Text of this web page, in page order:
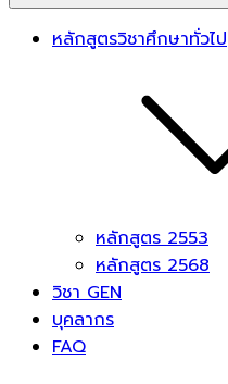
หลักสูตรวิชาศึกษาทั่วไป
หลักสูตร 2553
หลักสูตร 2568
วิชา GEN
บุคลากร
FAQ